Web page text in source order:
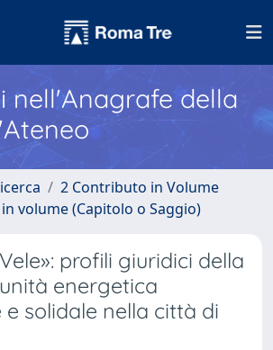
nell'Anagrafe della
2 Contributo in Volume
volume (Capitolo o Saggio)
profili giuridici della
energetica
solidale nella città di